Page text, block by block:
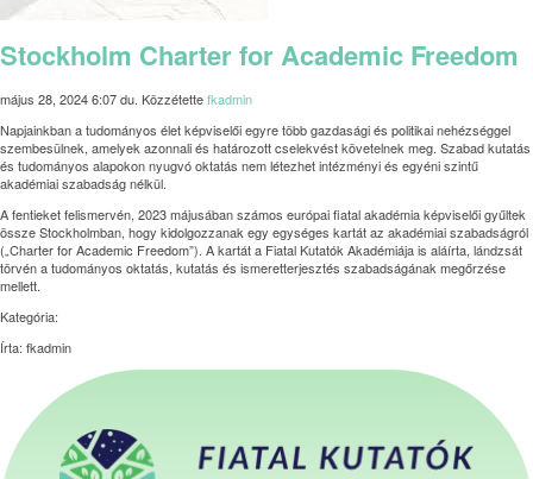
Stockholm Charter for Academic Freedom
május 28, 2024 6:07 du. Közzétettefkadmin
Napjainkban a tudományos élet képviselői egyre több gazdasági és politikai nehézséggel
szembesülnek, amelyek azonnali és határozott cselekvést követelnek meg. Szabad kutatás
és tudományos alapokon nyugvó oktatás nem létezhet intézményi és egyéni szintű
akadémiai szabadság nélkül.
A fentieket felismervén, 2023 májusában számos európai fiatal akadémia képviselői gyűltek
össze Stockholmban, hogy kidolgozzanak egy egységes kartát az akadémiai szabadságról
(„Charter for Academic Freedom”). A kartát a Fiatal Kutatók Akadémiája is aláírta, lándzsát
törvén a tudományos oktatás, kutatás és ismeretterjesztés szabadságának megőrzése
mellett.
Kategória:
Írta: fkadmin